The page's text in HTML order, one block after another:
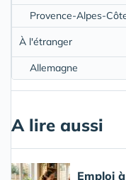
Provence-Alpes-
À l'étranger
Allemagne
A lire aussi
Emploi